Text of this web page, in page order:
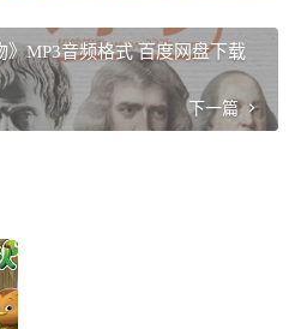
》MP3音频格式 百度网盘下载
下一篇